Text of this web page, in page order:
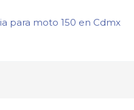
para moto 150 en Cdmx